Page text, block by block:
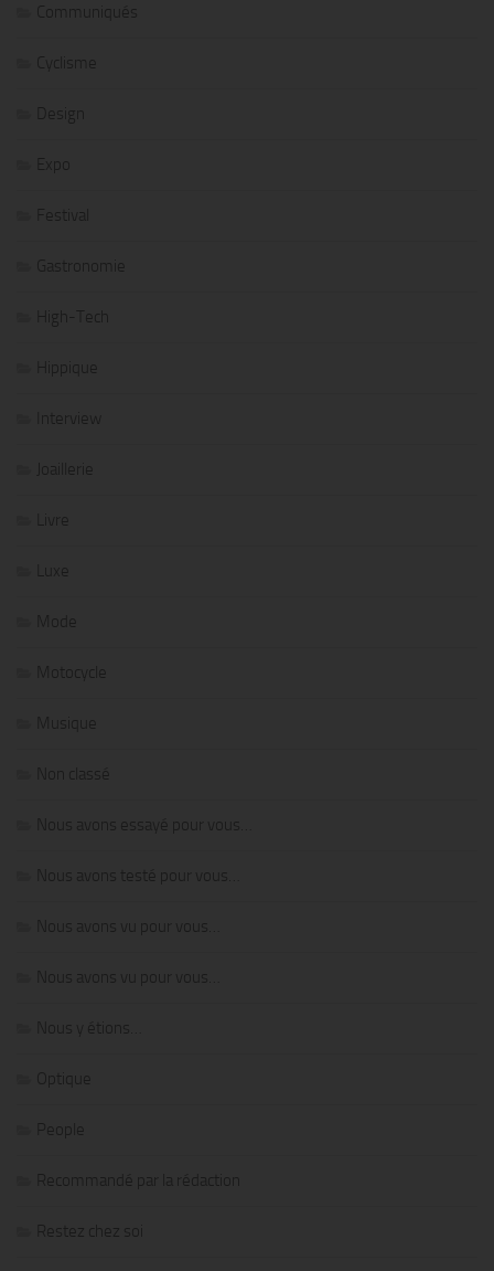
Communiqués
Cyclisme
Design
Expo
Festival
Gastronomie
High-Tech
Hippique
Interview
Joaillerie
Livre
Luxe
Mode
Motocycle
Musique
Non classé
Nous avons essayé pour vous…
Nous avons testé pour vous…
Nous avons vu pour vous…
Nous avons vu pour vous…
Nous y étions…
Optique
People
Recommandé par la rédaction
Restez chez soi